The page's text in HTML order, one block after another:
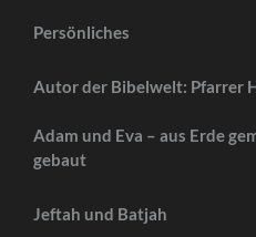
Persönliches
Autor der Bibelwelt: Pfarrer
Adam und Eva – aus Erde
gebaut
Jeftah und Batjah